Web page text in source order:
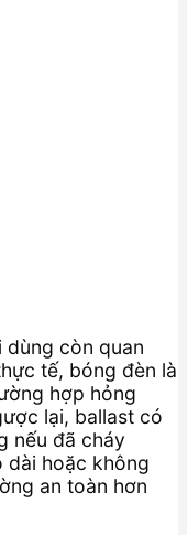
dùng còn quan
tế, bóng đèn là
hợp hỏng
lại, ballast có
nếu đã cháy
dài hoặc không
an toàn hơn